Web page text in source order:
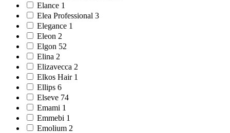
Elance 1
Elea Professional 3
Elegance 1
Eleon 2
Elgon 52
Elina 2
Elizavecca 2
Elkos Hair 1
Ellips 6
Elseve 74
Emami 1
Emmebi 1
Emolium 2